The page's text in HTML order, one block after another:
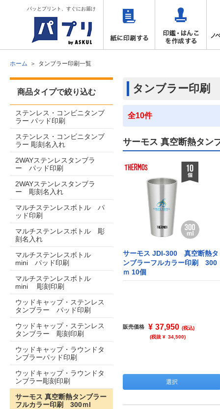
パッとプリント、すぐにお届け
ホーム タンブラー印刷一覧
タンブラー印刷
全10件
サーモス 真空断熱タ
サーモス JDI-300 真空断熱タ
ンブラーフルカラー印刷 300
ｍ 10個
販売価格 ¥ 37,950 (税込)
(税抜 ¥ 34,500)
選択
商品タイプで絞り込む
ステンレス・コンビニタンブ
ラー パッド印刷
ステンレス・コンビニタンブ
ラー 彫刻名入れ
2WAYステンレスタンブラ
ー パッド印刷
2WAYステンレスタンブラ
ー 彫刻名入れ
マルチステンレスボトル パ
ッド印刷
マルチステンレスボトル 彫
刻名入れ
マルチステンレスボトル
mini パッド印刷
マルチステンレスボトル
mini 彫刻印刷
ウッドキャップ・ステンレス
タンブラー パッド印刷
ウッドキャップ・ステンレス
タンブラー 彫刻印刷
ウッドキャップ・ラウンドタ
ンブラーパッド印刷
ウッドキャップ・ラウンドタ
ンブラー彫刻印刷
サーモス 真空断熱タンブラー
フルカラー印刷 300ｍl